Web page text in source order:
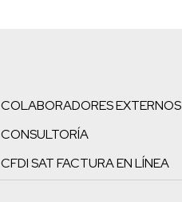
COLABORADORES EXTERNOS
CONSULTORÍA
CFDI SAT FACTURA EN LÍNEA